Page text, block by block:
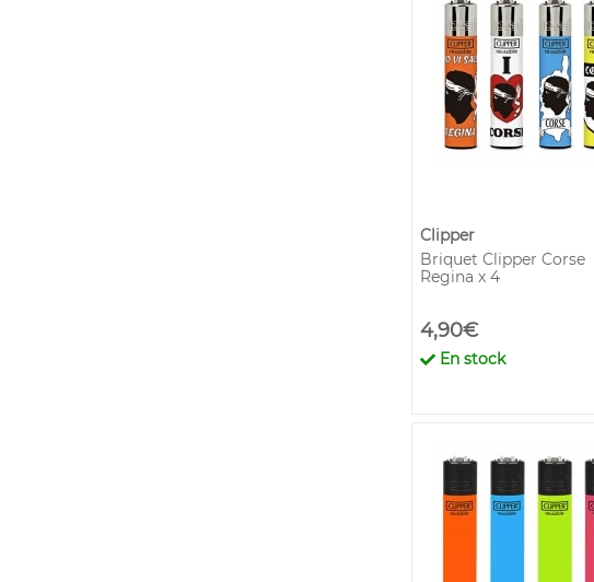
Clipper
Briquet Clipper Corse
Regina x 4
4,90€
En stock